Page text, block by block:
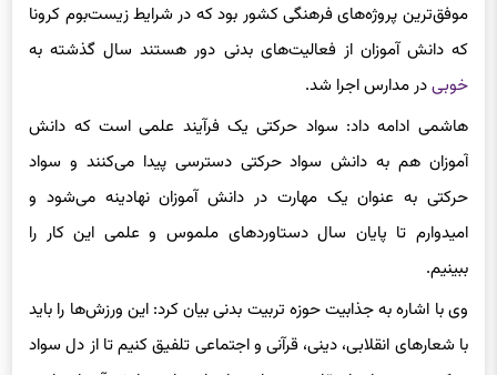
که دانش آموزان از فعالیت‌های بدنی دور هستند سال گذشته به
خوبیدر مدارس اجرا شد.
هاشمی ادامه داد: سواد حرکتی یک فرآیند علمی است که دانش
آموزان هم به دانش سواد حرکتی دسترسی پیدا می‌کنند و سواد
حرکتی به عنوان یک مهارت در دانش آموزان نهادینه می‌شود و
امیدوارم تا پایان سال دستاوردهای ملموس و علمی این کار را
ببینیم.
وی با اشاره به جذابیت حوزه تربیت بدنی بیان کرد: این ورزش‌ها را باید
با شعارهای انقلابی، دینی، قرآنی و اجتماعی تلفیق کنیم تا از دل سواد
حرکتی، جنبه‌های اعتقادی و مهارت‌های اجتماعی دانش آموزان را نیز